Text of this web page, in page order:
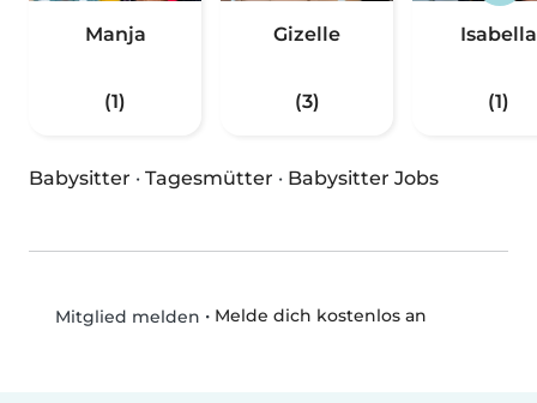
Manja
(1)
Gizelle
(3)
Isabella
(1)
Babysitter · Tagesmütter · Babysitter Jobs
Mitglied melden • Melde dich kostenlos an